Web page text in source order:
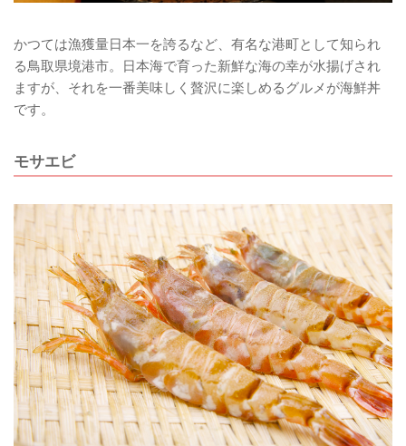
かつては漁獲量日本一を誇るなど、有名な港町として知られ
る鳥取県境港市。日本海で育った新鮮な海の幸が水揚げされ
ますが、それを一番美味しく贅沢に楽しめるグルメが海鮮丼
です。
モサエビ